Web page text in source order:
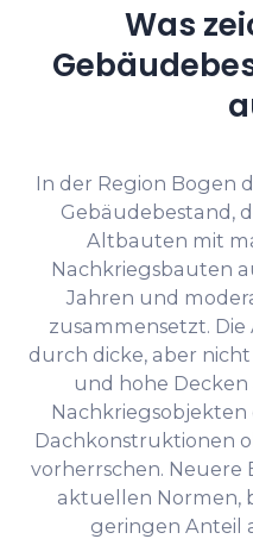
Was
In der Region Bogen
Gebäudebestand,
Altbauten mit
Nachkriegsbauten
Jahren und
zusammensetzt.
durch dicke, aber
und hohe Decken
Nachkriegsobjekten
Dachkonstruktionen
vorherrschen. Neuere
aktuellen Normen,
geringen Anteil